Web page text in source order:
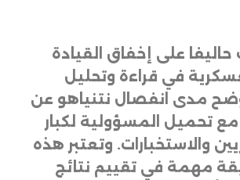
حاليفا على إخفاق القيادة
في قراءة وتحليل
مدى انفصال نتنياهو عن
مع تحميل المسؤولية لكبار
والاستخبارات. وتعتبر هذه
مهمة في تقييم نتائج